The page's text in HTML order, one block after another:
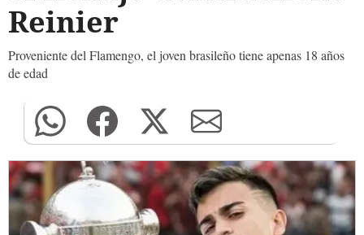
Reinier
Proveniente del Flamengo, el joven brasileño tiene apenas 18 años
de edad